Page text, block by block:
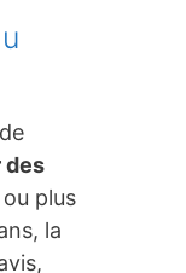
des
plus
la